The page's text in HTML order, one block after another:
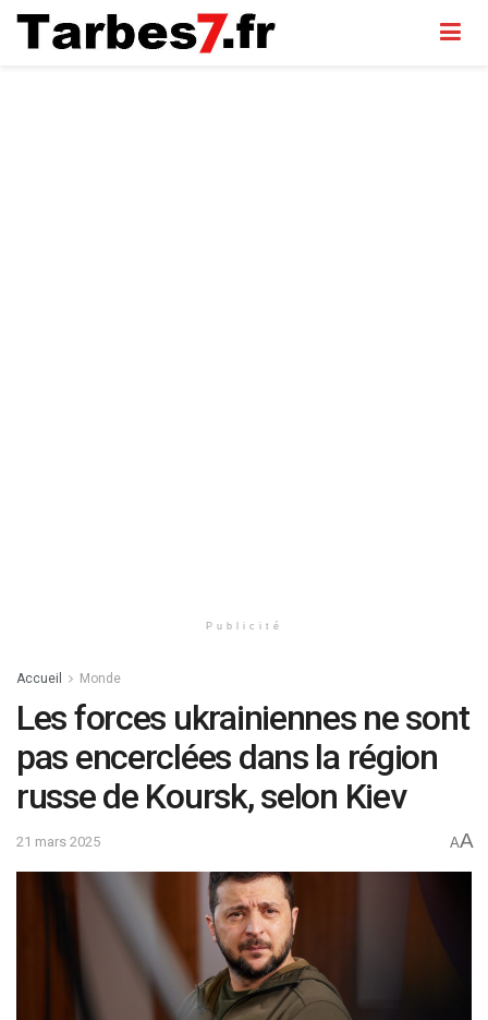
Publicité
Accueil Monde
Les forces ukrainiennes ne sont
pas encerclées dans la région
russe de Koursk, selon Kiev
21 mars 2025 AA